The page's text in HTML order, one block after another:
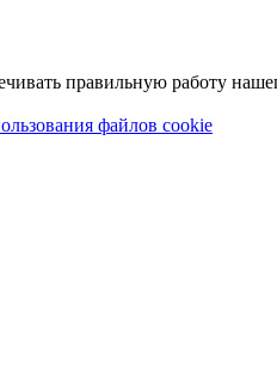
правильную работу
файлов cookie